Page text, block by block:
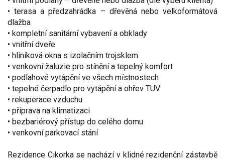
• terasa a předzahrádka – dřevěná nebo velkoformátová
dlažba
• kompletní sanitární vybavení a obklady
• vnitřní dveře
• hliníková okna s izolačním trojsklem
• venkovní žaluzie pro stínění a tepelný komfort
• podlahové vytápění ve všech místnostech
• tepelné čerpadlo pro vytápění a ohřev TUV
• rekuperace vzduchu
• příprava na klimatizaci
• bezbariérový přístup do celého domu
• venkovní parkovací stání
Rezidence Cikorka se nachází v klidné rezidenční zástavbě